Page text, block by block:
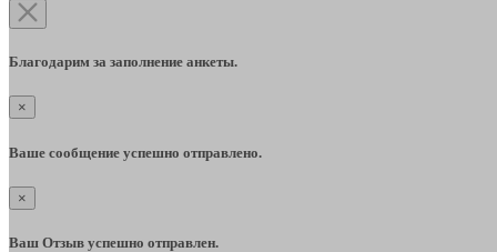
Благодарим за заполнение анкеты.
×
Ваше сообщение успешно отправлено.
×
Ваш Отзыв успешно отправлен.